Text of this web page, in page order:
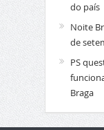
do país
Noite
de
PS
Braga